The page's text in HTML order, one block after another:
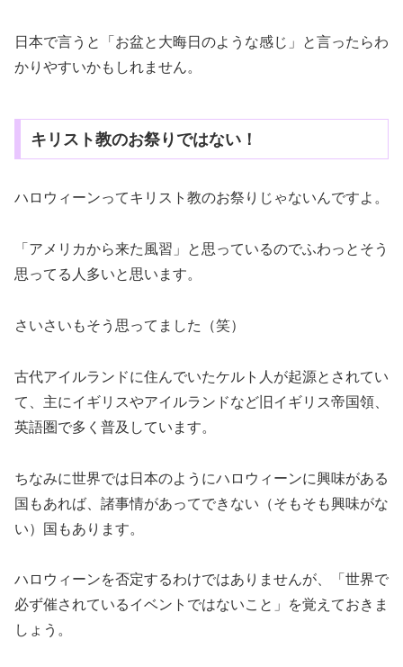
日本で言うと「お盆と大晦日のような感じ」と言ったらわ
かりやすいかもしれません。
キリスト教のお祭りではない！
ハロウィーンってキリスト教のお祭りじゃないんですよ。
「アメリカから来た風習」と思っているのでふわっとそう
思ってる人多いと思います。
さいさいもそう思ってました（笑）
古代アイルランドに住んでいたケルト人が起源とされてい
て、主にイギリスやアイルランドなど旧イギリス帝国領、
英語圏で多く普及しています。
ちなみに世界では日本のようにハロウィーンに興味がある
国もあれば、諸事情があってできない（そもそも興味がな
い）国もあります。
ハロウィーンを否定するわけではありませんが、「世界で
必ず催されているイベントではないこと」を覚えておきま
しょう。